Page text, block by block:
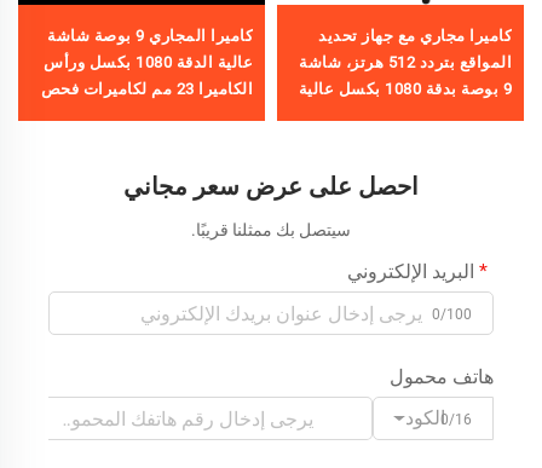
كاميرا مجاري مع جهاز تحديد
المواقع بتردد 512 هرتز، شاشة
9 بوصة بدقة 1080 بكسل عالية
ليد قابلة للتعديل لخطوط
كاميرا المجاري 9 بوصة شاشة
عالية الدقة 1080 بكسل ورأس
الكاميرا 23 مم لكاميرات فحص
احصل على عرض سعر مجاني
سيتصل بك ممثلنا قريبًا.
البريد الإلكتروني
0/100
هاتف محمول
الكود0/16